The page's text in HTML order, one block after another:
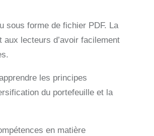
sous forme de fichier PDF. La
lecteurs d’avoir facilement
les principes
du portefeuille et la
en matière